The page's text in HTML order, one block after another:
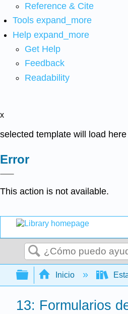
Reference & Cite
Tools expand_more
Help expand_more
Get Help
Feedback
Readability
x
selected template will load here
Error
This action is not available.
Buscar
Expandir/
Inicio
13: Formularios